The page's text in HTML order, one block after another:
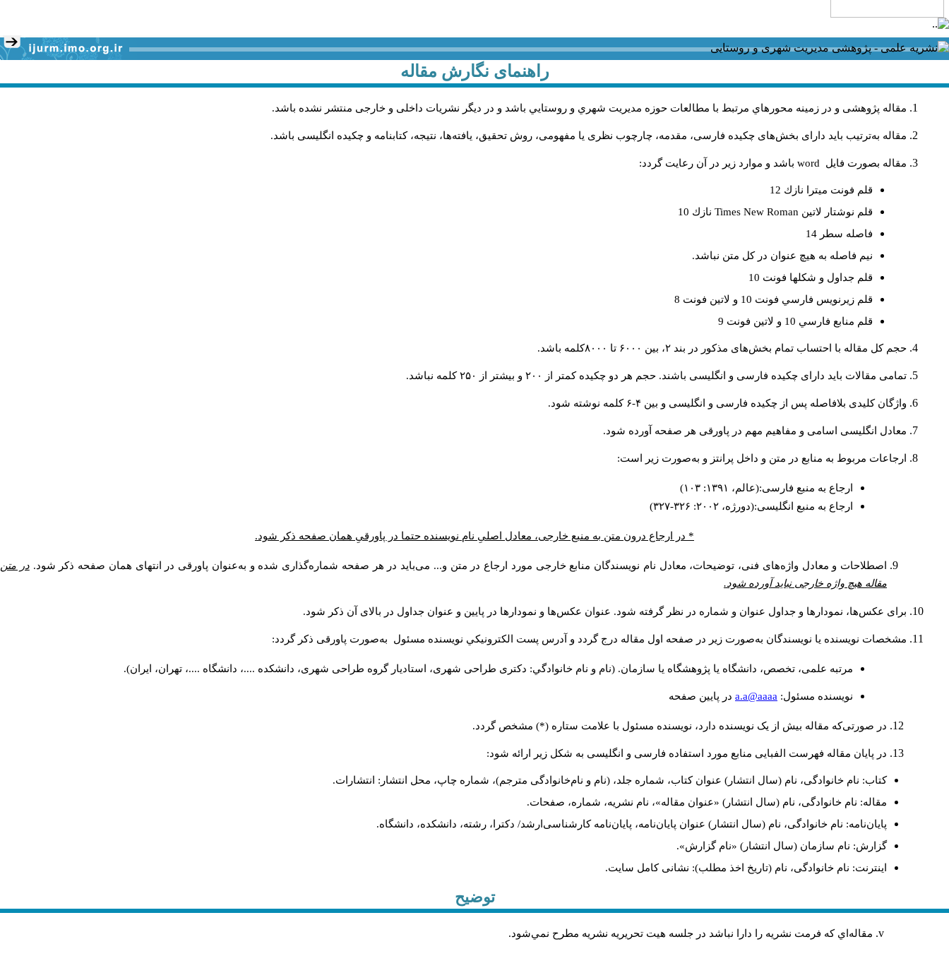
راهنمای نگارش مقاله
مقاله پژوهشی و در زمینه محورهاي مرتبط با مطالعات حوزه مديريت شهري و روستايي باشد و در دیگر نشریات داخلی و خارجی منتشر نشده باشد.
مقاله به‌ترتیب باید دارای بخش‌های چکیده فارسی، مقدمه، چارچوب نظری یا مفهومی، روش تحقیق، یافته‌ها، نتیجه، کتابنامه و چکیده انگلیسی باشد.
مقاله بصورت فايل word باشد و موارد زير در آن رعايت گردد:
قلم فونت ميترا نازك 12
قلم نوشتار لاتين Times New Roman نازك 10
فاصله سطر 14
نيم فاصله به هيچ عنوان در كل متن نباشد.
قلم جداول و شكلها فونت 10
قلم زيرنويس فارسي فونت 10 و لاتين فونت 8
قلم منابع فارسي 10 و لاتين فونت 9
حجم کل مقاله با احتساب تمام بخش‌های مذکور در بند ۲، بین ۶۰۰۰ تا ۸۰۰۰کلمه باشد.
تمامی مقالات باید دارای چکیده فارسی و انگلیسی باشند. حجم هر دو چکیده کمتر از ۲۰۰ و بیشتر از ۲۵۰ کلمه نباشد.
واژگان کلیدی بلافاصله پس از چکیده فارسی و انگلیسی و بین ۴-۶ کلمه نوشته شود.
معادل انگلیسی اسامی و مفاهیم مهم در پاورقی هر صفحه آورده شود.
ارجاعات مربوط به منابع در متن و داخل پرانتز و به‌صورت زیر است:
ارجاع به منبع فارسی:(عالم، ۱۳۹۱: ۱۰۳)
ارجاع به منبع انگلیسی:(دورژه، ۲۰۰۲: ۳۲۶-۳۲۷)
* در ارجاع درون متن به منبع خارجی، معادل اصلیِ نام نویسنده حتما در پاورقیِ همان صفحه ذکر شود.
اصطلاحات و معادل واژه‌های فنی، توضیحات، معادل نام نویسندگان منابع خارجی مورد ارجاع در متن و... می‌باید در هر صفحه شماره‌گذاری شده و به‌عنوان پاورقی در انتهای همان صفحه ذکر شود. در متن
مقاله هیچ واژه خارجی نباید آورده شود.
برای عکس‌ها، نمودارها و جداول عنوان و شماره در نظر گرفته شود. عنوان عکس‌ها و نمودارها در پایین و عنوان جداول در بالای آن ذکر شود.
مشخصات نویسنده یا نویسندگان به‌صورت زیر در صفحه اول مقاله درج گردد و آدرس پست الكترونيكي نويسنده مسئول به‌صورت پاورقی ذکر گردد:
مرتبه علمی، تخصص، دانشگاه یا پژوهشگاه یا سازمان. (نام و نام خانوادگي: دکتری طراحی شهری، استادیار گروه طراحی شهری، دانشکده ....، دانشگاه ....، تهران، ایران).
نويسنده مسئول: a.a@aaaa در پايين صفحه
در صورتی‌که مقاله بیش از یک نویسنده دارد، نویسنده مسئول با علامت ستاره (*) مشخص گردد.
در پایان مقاله فهرست الفبایی منابع مورد استفاده فارسی و انگلیسی به شکل زیر ارائه شود:
کتاب: نام خانوادگی، نام (سال انتشار) عنوان کتاب، شماره جلد، (نام و نام‌خانوادگی مترجم)، شماره چاپ، محل انتشار: انتشارات.
مقاله: نام خانوادگی، نام (سال انتشار) «عنوان مقاله»، نام نشریه، شماره، صفحات.
پایان‌نامه: نام خانوادگی، نام (سال انتشار) عنوان پایان‌نامه، پایان‌نامه کارشناسی‌ارشد/ دکترا، رشته، دانشکده، دانشگاه.
گزارش: نام سازمان (سال انتشار) «نام گزارش».
اینترنت: نام خانوادگی، نام (تاریخ اخذ مطلب): نشانی کامل سایت.
توضیح
مقاله‌اي كه فرمت نشريه را دارا نباشد در جلسه هيت تحريريه نشريه مطرح نمي‌شود.